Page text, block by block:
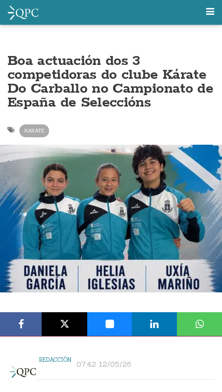
Boa actuación dos 3
competidoras do clube Kárate
Do Carballo no Campionato de
España de Seleccións
KARATE
REDACCIÓN 07:42 12/05/26